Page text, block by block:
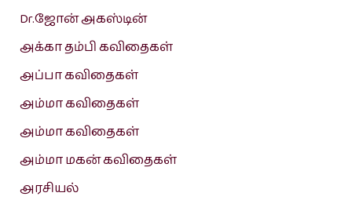
Dr.ஜோன் அகஸ்டின்
அக்கா தம்பி கவிதைகள்
அப்பா கவிதைகள்
அம்மா கவிதைகள்
அம்மா கவிதைகள்
அம்மா மகன் கவிதைகள்
அரசியல்